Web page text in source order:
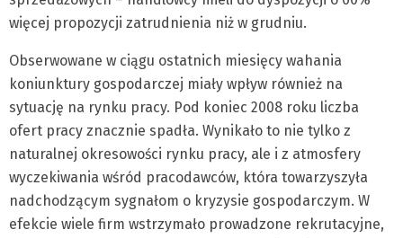
więcej propozycji zatrudnienia niż w grudniu.
Obserwowane w ciągu ostatnich miesięcy wahania
koniunktury gospodarczej miały wpływ również na
sytuację na rynku pracy. Pod koniec 2008 roku liczba
ofert pracy znacznie spadła. Wynikało to nie tylko z
naturalnej okresowości rynku pracy, ale i z atmosfery
wyczekiwania wśród pracodawców, która towarzyszyła
nadchodzącym sygnałom o kryzysie gospodarczym. W
efekcie wiele firm wstrzymało prowadzone rekrutacyjne,